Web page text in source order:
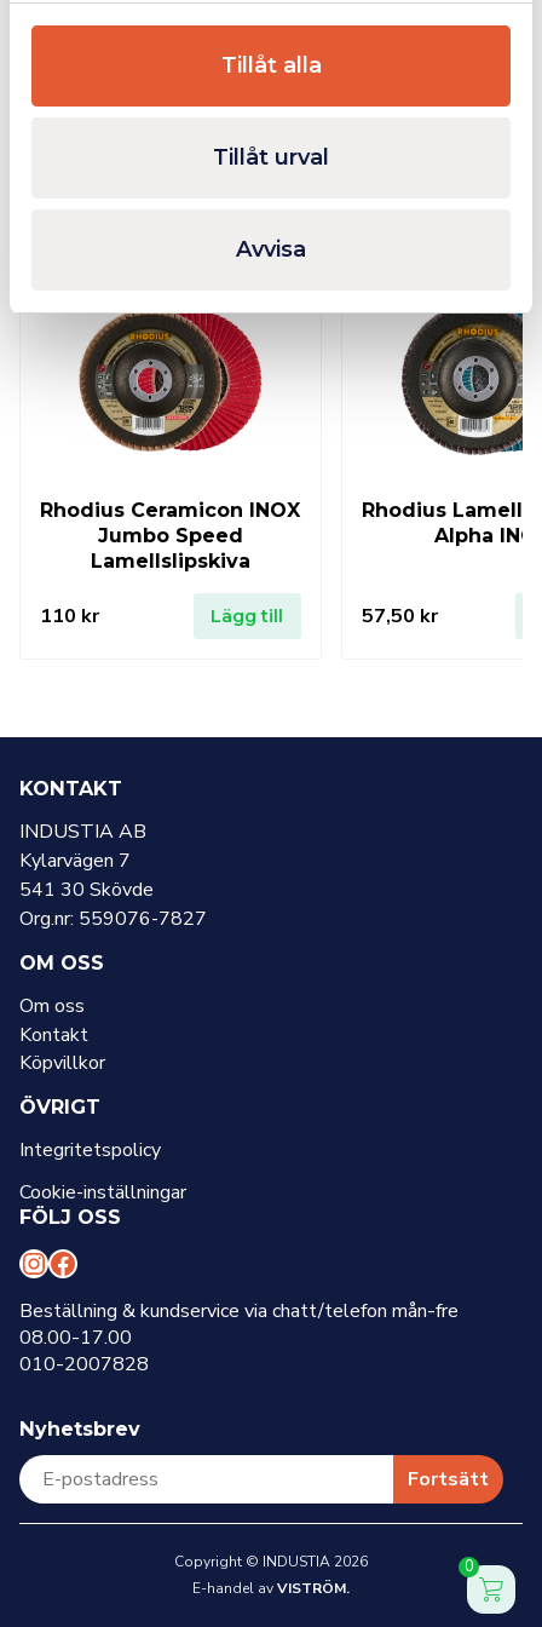
Tillåt alla
Tillåt urval
Avvisa
I lager
Rhodius Ceramicon INOX
Jumbo Speed
Lamellslipskiva
110 kr Lägg till
Rhodius
Alpha
57,50 kr
KONTAKT
INDUSTIA AB
Kylarvägen 7
541 30 Skövde
Org.nr: 559076-7827
OM OSS
Om oss
Kontakt
Köpvillkor
ÖVRIGT
Integritetspolicy
Cookie-inställningar
FÖLJ OSS
I
n
s
t
a
g
r
a
F
a
c
e
b
o
o
k
Beställning & kundservice via chatt/telefon mån-fre
08.00-17.00
010-2007828
Nyhetsbrev
Fortsätt
Copyright © INDUSTIA 2026
E-handel avVISTRÖM
0